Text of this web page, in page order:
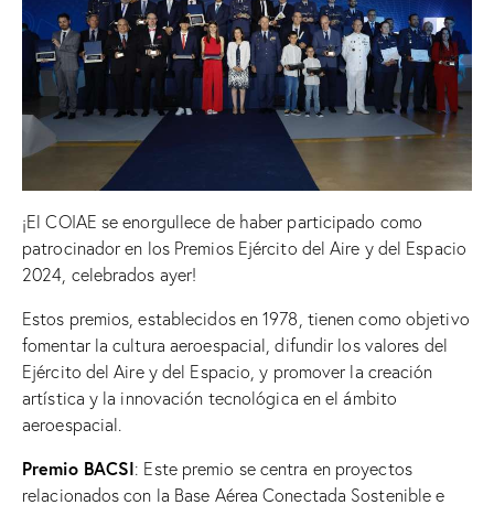
¡El COIAE se enorgullece de haber participado como
patrocinador en los Premios Ejército del Aire y del Espacio
2024, celebrados ayer!
Estos premios, establecidos en 1978, tienen como objetivo
fomentar la cultura aeroespacial, difundir los valores del
Ejército del Aire y del Espacio, y promover la creación
artística y la innovación tecnológica en el ámbito
aeroespacial.
Premio BACSI: Este premio se centra en proyectos
relacionados con la Base Aérea Conectada Sostenible e